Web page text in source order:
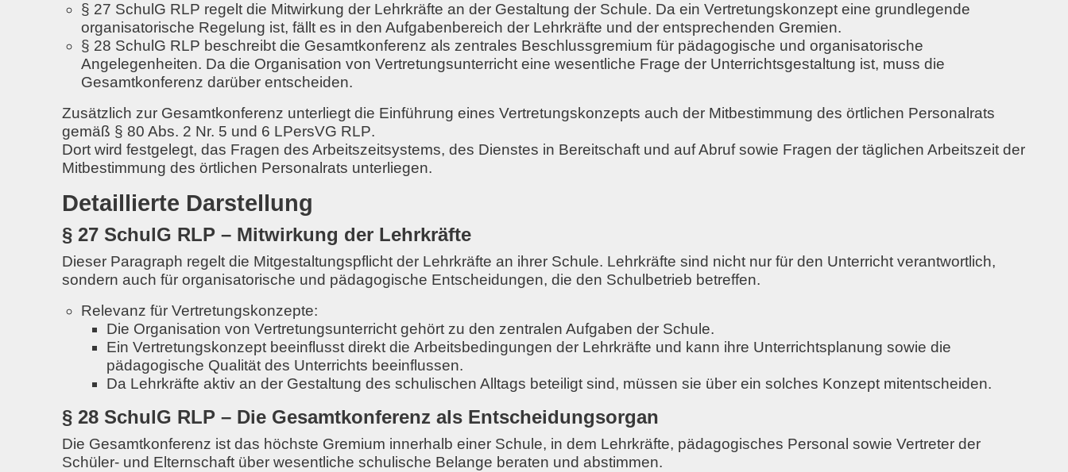
§ 27 SchulG RLP regelt die Mitwirkung der Lehrkräfte an der Gestaltung der Schule. Da ein Vertretungskonzept eine grundlegende
organisatorische Regelung ist, fällt es in den Aufgabenbereich der Lehrkräfte und der entsprechenden Gremien.
§ 28 SchulG RLP beschreibt die Gesamtkonferenz als zentrales Beschlussgremium für pädagogische und organisatorische
Angelegenheiten. Da die Organisation vonVertretungsunterrichteine wesentliche Frage der Unterrichtsgestaltung ist, muss die
Gesamtkonferenz darüber entscheiden.
Zusätzlich zur Gesamtkonferenz unterliegt die Einführung eines Vertretungskonzepts auch der Mitbestimmung des örtlichen Personalrats
gemäß § 80 Abs. 2 Nr. 5 und 6 LPersVG RLP.
Dort wird festgelegt, das Fragen des Arbeitszeitsystems,des Dienstes in Bereitschaft und auf Abruf sowie Fragen der täglichen Arbeitszeit der
Mitbestimmung des örtlichen Personalrats unterliegen.
Detaillierte Darstellung
§ 27 SchulG RLP – Mitwirkung der Lehrkräfte
Dieser Paragraph regelt die Mitgestaltungspflicht der Lehrkräfte an ihrer Schule. Lehrkräfte sind nicht nur für den Unterricht verantwortlich,
sondern auch für organisatorische und pädagogische Entscheidungen, die den Schulbetrieb betreffen.
Relevanz für Vertretungskonzepte:
Die Organisation von Vertretungsunterricht gehört zu den zentralen Aufgaben der Schule.
Ein Vertretungskonzept beeinflusst direkt dieArbeitsbedingungen der Lehrkräfte und kann ihre Unterrichtsplanungsowie die
pädagogische Qualität des Unterrichts beeinflussen.
Da Lehrkräfte aktiv an der Gestaltung des schulischen Alltags beteiligt sind, müssen sie über ein solches Konzept mitentscheiden.
§ 28 SchulG RLP – Die Gesamtkonferenz als Entscheidungsorgan
Die Gesamtkonferenz ist das höchste Gremium innerhalb einer Schule, in dem Lehrkräfte, pädagogisches Personal sowie Vertreter der
Schüler- und Elternschaft über wesentliche schulische Belange beraten und abstimmen.